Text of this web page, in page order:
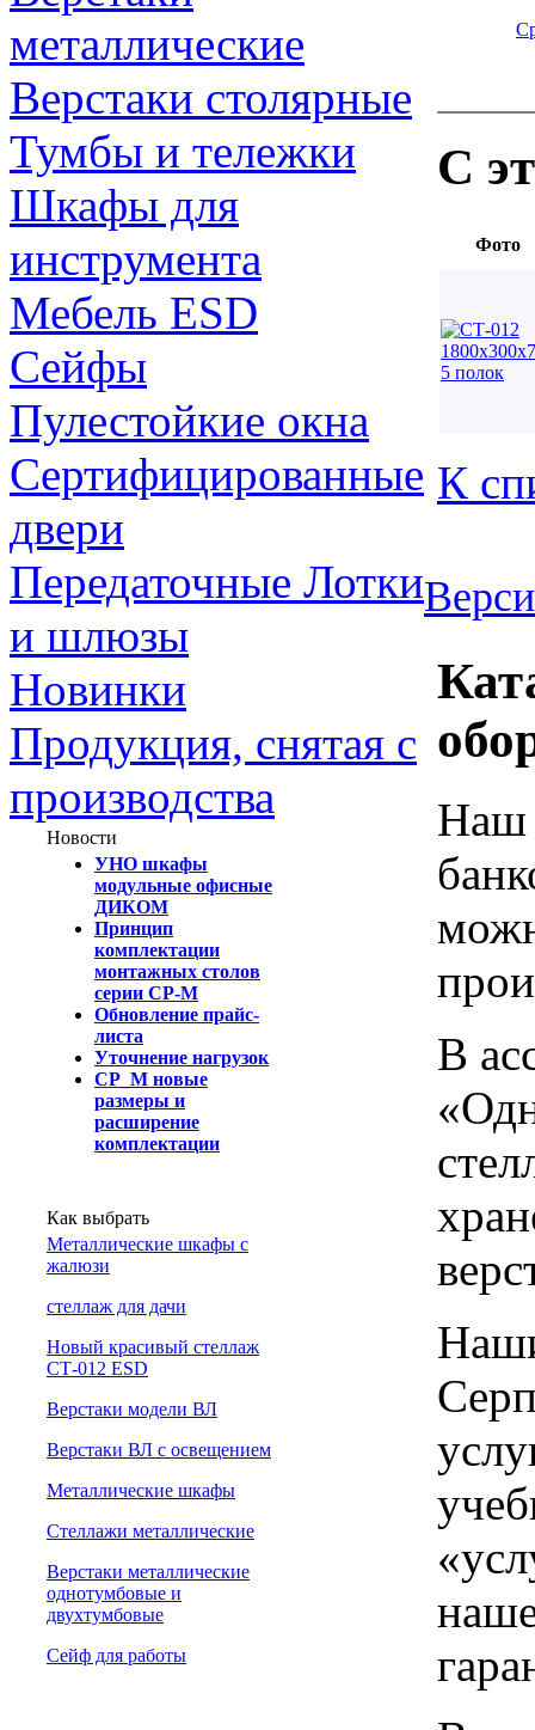
металлические
Верстаки столярные
Тумбы и тележки
Шкафы для
инструмента
Мебель ESD
Сейфы
Пулестойкие окна
Сертифицированные
двери
Передаточные Лотки
и шлюзы
Новинки
Продукция, снятая с
производства
Новости
УНО шкафы
модульные офисные
ДИКОМ
Принцип
комплектации
монтажных столов
серии СР-М
Обновление прайс-
листа
Уточнение нагрузок
СР_М новые
размеры и
расширение
комплектации
Как выбрать
Металлические шкафы с
жалюзи
cтеллаж для дачи
Новый красивый стеллаж
СТ-012 ESD
Верстаки модели ВЛ
Верстаки ВЛ с освещением
Металлические шкафы
Стеллажи металлические
Верстаки металлические
однотумбовые и
двухтумбовые
Сейф для работы
С
Фото
К
Наш
В